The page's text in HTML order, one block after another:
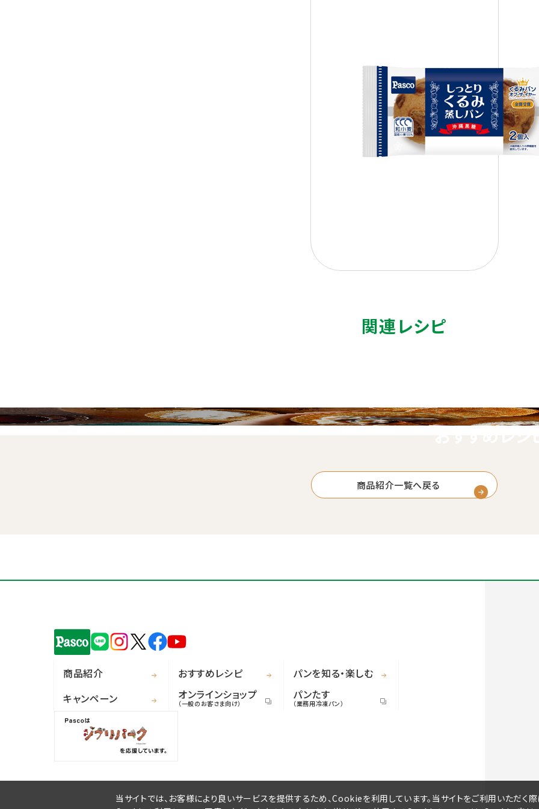
関連レシピ
商品紹介一覧へ戻る
商品紹介 おすすめレシピ
パンを知る・楽しむ
キャンペーン
オンラインショップ
（一般のお客さま向け）
パンたす
（業務用冷凍パン）
当サイトでは、お客様により良いサービスを提供するため、Cookieを利用しています。当サイトをご利用いただく